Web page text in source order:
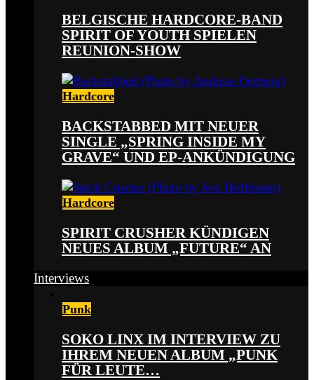
BELGISCHE HARDCORE-BAND
SPIRIT OF YOUTH SPIELEN
REUNION-SHOW
Hardcore
BACKSTABBED MIT NEUER
SINGLE „SPRING INSIDE MY
GRAVE“ UND EP-ANKÜNDIGUNG
Hardcore
SPIRIT CRUSHER KÜNDIGEN
NEUES ALBUM „FUTURE“ AN
Interviews
Punk
SOKO LINX IM INTERVIEW ZU
IHREM NEUEN ALBUM „PUNK
FÜR LEUTE…